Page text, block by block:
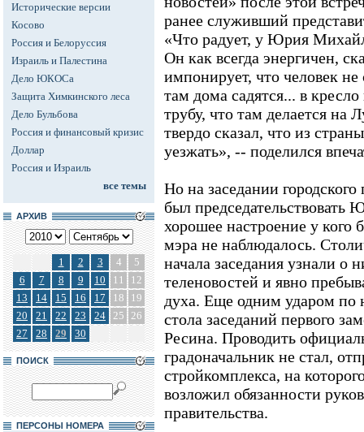
Исторические версии
Косово
Россия и Белоруссия
Израиль и Палестина
Дело ЮКОСа
Защита Химкинского леса
Дело Бульбова
Россия и финансовый кризис
Доллар
Россия и Израиль
все темы
АРХИВ
1 2 3 4
5
6
7 8 9 10 11
12
13
14 15 16 17 18
19
20
21 22 23 24 25 26
27
28 29 30
ПОИСК
ПЕРСОНЫ НОМЕРА
ранее служивший
«Что радует, у Юрия
Он как всегда энергичен,
импонирует, что человек не
там дома садятся... в
трубу, что там делается на
твердо сказал, что из
уезжать», -- поделился
Но на заседании
был
хорошее настроение у
мэра не наблюдалось.
начала заседания узнали о
теленовостей и явно
духа. Еще одним ударом по
стола заседаний первого
Ресина. Проводить
градоначальник не стал,
стройкомплекса, на
возложил обязанности
правительства.